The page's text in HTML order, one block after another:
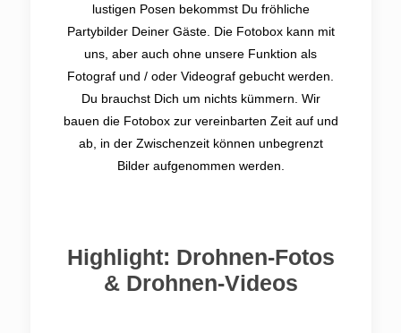
lustigen Posen bekommst Du fröhliche
Partybilder Deiner Gäste. Die Fotobox kann mit
uns, aber auch ohne unsere Funktion als
Fotograf und / oder Videograf gebucht werden.
Du brauchst Dich um nichts kümmern. Wir
bauen die Fotobox zur vereinbarten Zeit auf und
ab, in der Zwischenzeit können unbegrenzt
Bilder aufgenommen werden.
Highlight: Drohnen-Fotos
& Drohnen-Videos